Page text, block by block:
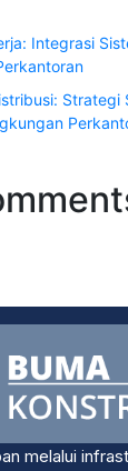
Integrasi
Strategi
melalui